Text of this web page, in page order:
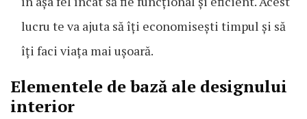
lucru te va ajuta să îți economisești timpul și să
îți faci viața mai ușoară.
Elementele de bază ale designului
interior